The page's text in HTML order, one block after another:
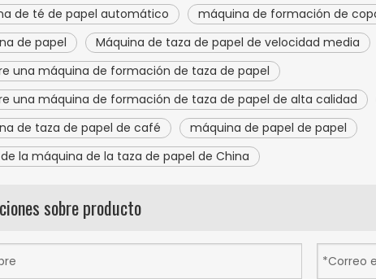
de té de papel automático
máquina de formación de
de papel
Máquina de taza de papel de velocidad media
una máquina de formación de taza de papel
una máquina de formación de taza de papel de alta calidad
de taza de papel de café
máquina de papel de papel
la máquina de la taza de papel de China
sobre producto